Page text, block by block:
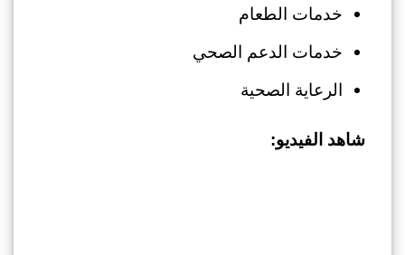
خدمات الطعام
خدمات الدعم الصحي
الرعاية الصحية
شاهد الفيديو: